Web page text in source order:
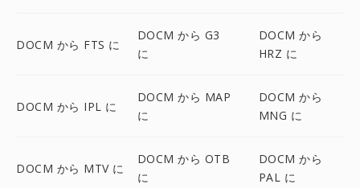
DOCM から FTS に
DOCM から G3
に
DOCM から
HRZ に
DOCM から IPL に
DOCM から MAP
に
DOCM から
MNG に
DOCM から MTV に
DOCM から OTB
に
DOCM から
PAL に